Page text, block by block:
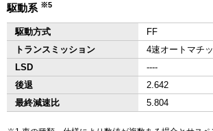
駆動系 ※5
駆動方式
FF
トランスミッション
4速オートマチ
LSD
‐‐‐‐
後退
2.642
最終減速比
5.804